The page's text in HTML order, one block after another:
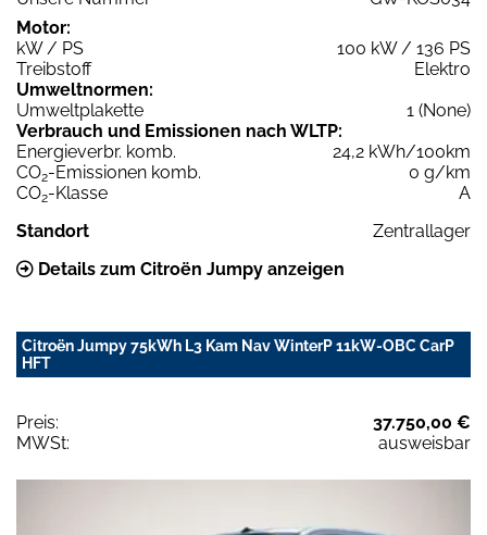
Motor:
kW / PS
100 kW / 136 PS
Treibstoff
Elektro
Umweltnormen:
Umweltplakette
1 (None)
Verbrauch und Emissionen nach WLTP:
Energieverbr. komb.
24,2 kWh/100km
CO2-Emissionen komb.
0 g/km
CO2-Klasse
A
Standort
Zentrallager
Details zum Citroën Jumpy anzeigen
Citroën Jumpy 75kWh L3 Kam Nav WinterP 11kW-OBC CarP
HFT
Preis:
37.750,00 €
MWSt:
ausweisbar